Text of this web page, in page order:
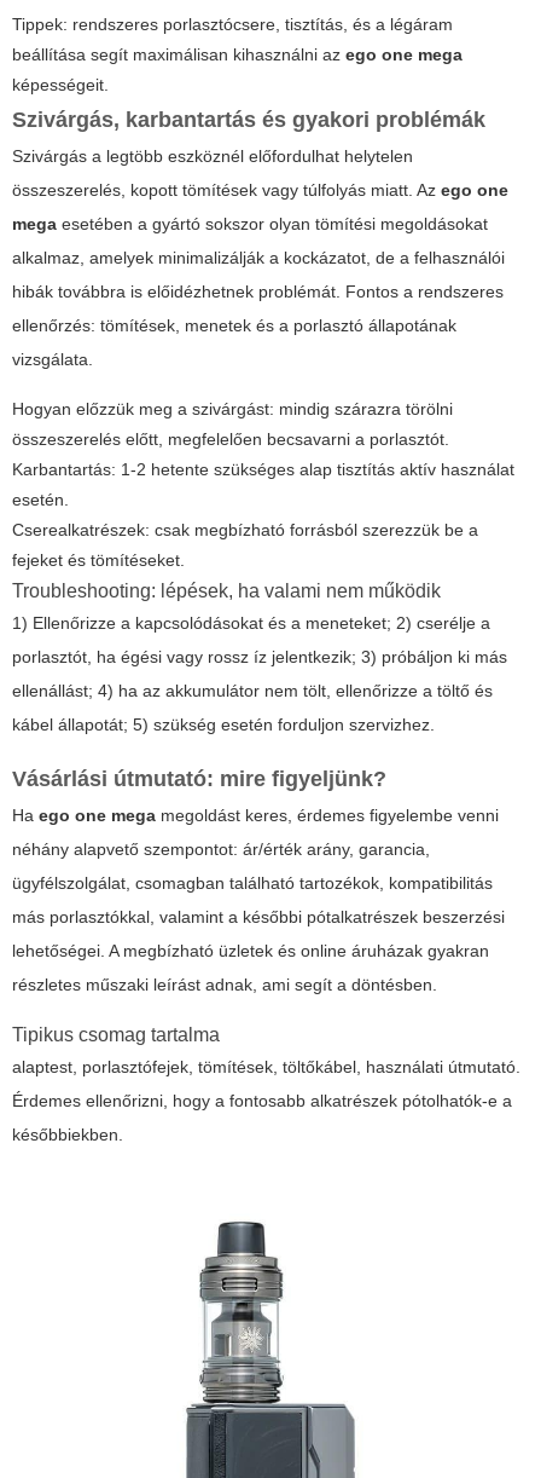
Tippek: rendszeres porlasztócsere, tisztítás, és a légáram
beállítása segít maximálisan kihasználni az ego one mega
képességeit.
Szivárgás, karbantartás és gyakori problémák
Szivárgás a legtöbb eszköznél előfordulhat helytelen
összeszerelés, kopott tömítések vagy túlfolyás miatt. Az ego one
mega esetében a gyártó sokszor olyan tömítési megoldásokat
alkalmaz, amelyek minimalizálják a kockázatot, de a felhasználói
hibák továbbra is előidézhetnek problémát. Fontos a rendszeres
ellenőrzés: tömítések, menetek és a porlasztó állapotának
vizsgálata.
Hogyan előzzük meg a szivárgást: mindig szárazra törölni
összeszerelés előtt, megfelelően becsavarni a porlasztót.
Karbantartás: 1-2 hetente szükséges alap tisztítás aktív használat
esetén.
Cserealkatrészek: csak megbízható forrásból szerezzük be a
fejeket és tömítéseket.
Troubleshooting: lépések, ha valami nem működik
1) Ellenőrizze a kapcsolódásokat és a meneteket; 2) cserélje a
porlasztót, ha égési vagy rossz íz jelentkezik; 3) próbáljon ki más
ellenállást; 4) ha az akkumulátor nem tölt, ellenőrizze a töltő és
kábel állapotát; 5) szükség esetén forduljon szervizhez.
Vásárlási útmutató: mire figyeljünk?
Ha ego one mega megoldást keres, érdemes figyelembe venni
néhány alapvető szempontot: ár/érték arány, garancia,
ügyfélszolgálat, csomagban található tartozékok, kompatibilitás
más porlasztókkal, valamint a későbbi pótalkatrészek beszerzési
lehetőségei. A megbízható üzletek és online áruházak gyakran
részletes műszaki leírást adnak, ami segít a döntésben.
Tipikus csomag tartalma
alaptest, porlasztófejek, tömítések, töltőkábel, használati útmutató.
Érdemes ellenőrizni, hogy a fontosabb alkatrészek pótolhatók-e a
későbbiekben.